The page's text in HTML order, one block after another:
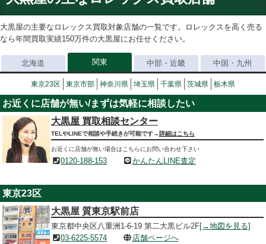
大黒屋の主要なロレックス買取対象店舗の一覧です。ロレックスを高く売る
なら年間買取実績150万件の大黒屋にお任せください。
北海道 関東 中部・近畿 中国・九州
東京23区 東京市部 神奈川県 埼玉県 千葉県 茨城県 栃木県
お近くに店舗が無い/まずは気軽に相談したい
大黒屋 買取相談センター
TELやLINEで相談や手続きが可能です→詳細はこちら
お近くに店舗が無い場合はこちらにお問い合わせ下さい
0120-188-153 かんたんLINE査定
東京23区
大黒屋 質東京駅前店
東京都中央区八重洲1-6-19 第二大黒ビル2F[→地図を見る]
03-6225-5574
店舗ページへ